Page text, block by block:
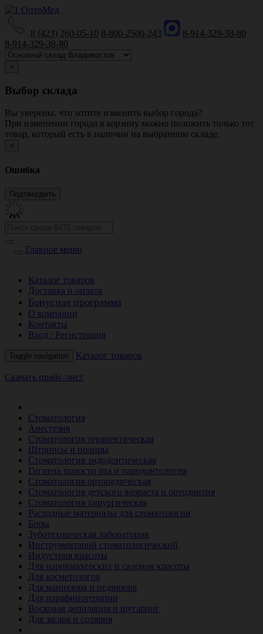
8 (423) 260-05-10 8-800-2500-243
8-914-329-38-80
8-914-329-38-80
×
Выбор склада
Вы уверены, что хотите изменить выбор города?
При изменении города в корзину можно положить только тот
товар, который есть в наличии на выбранном складе.
×
Ошибка
Главное меню
Каталог товаров
Доставка и оплата
Бонусная программа
О компании
Контакты
Вход / Регистрация
Toggle navigation Каталог товаров
Скачать прайс-лист
Стоматология
Анестезия
Стоматология терапевтическая
Штрипсы и полиры
Стоматология эндодонтическая
Гигиена полости рта и пародонтология
Стоматология ортопедическая
Стоматология детского возраста и ортодонтия
Стоматология хирургическая
Расходные материалы для стоматологии
Боры
Зуботехническая лаборатория
Инструментарий стоматологический
Индустрия красоты
Для парикмахерских и салонов красоты
Для косметологов
Для маникюра и педикюра
Для парафинотерапии
Восковая депиляция и шугаринг
Для загара и солярия